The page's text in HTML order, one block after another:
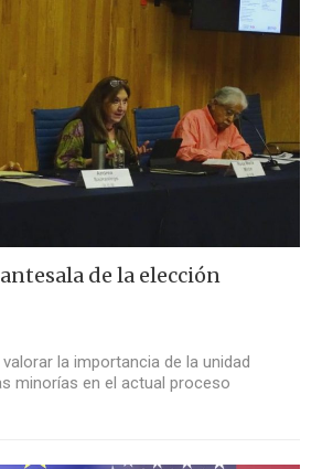
de la elección
la importancia de la unidad
minorías en el actual proceso